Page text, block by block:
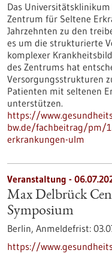
Das
Zentrum für Seltene
Jahrzehnten zu den
es um die strukturierte
komplexer
des Zentrums hat
Versorgungsstrukturen
Patienten mit seltenen
unterstützen.
https://
bw.de/fachbeitrag/pm/
erkrankungen-ulm
Veranstaltung -
Max Delbrück
Symposium
Berlin, Anmeldefrist:
https://